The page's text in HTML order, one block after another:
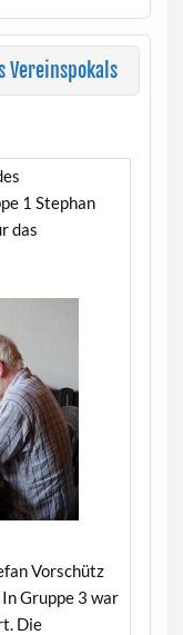
Vereinspokals
1 Stephan
das
Vorschütz
Gruppe 3 war
Die